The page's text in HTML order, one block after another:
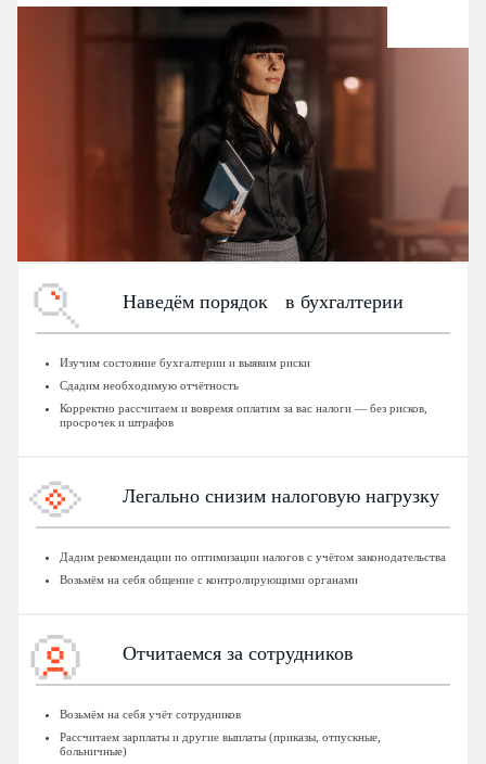
Наведём порядок в бухгалтерии
Изучим состояние бухгалтерии и выявим риски
Сдадим необходимую отчётность
Корректно рассчитаем и вовремя оплатим за вас налоги — без рисков,
просрочек и штрафов
Легально снизим налоговую нагрузку
Дадим рекомендации по оптимизации налогов с учётом законодательства
Возьмём на себя общение с контролирующими органами
Отчитаемся за сотрудников
Возьмём на себя учёт сотрудников
Рассчитаем зарплаты и другие выплаты (приказы, отпускные,
больничные)